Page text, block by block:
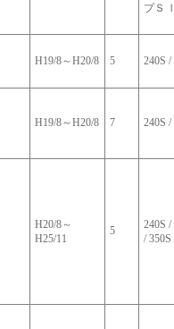
プＳ
H19/8～H20/8 5 240S /
H19/8～H20/8 7 240S /
H20/8～
H25/11
5
240S
/ 350S